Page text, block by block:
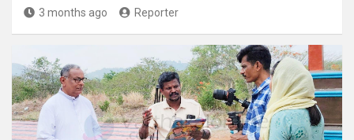
3 months ago Reporter